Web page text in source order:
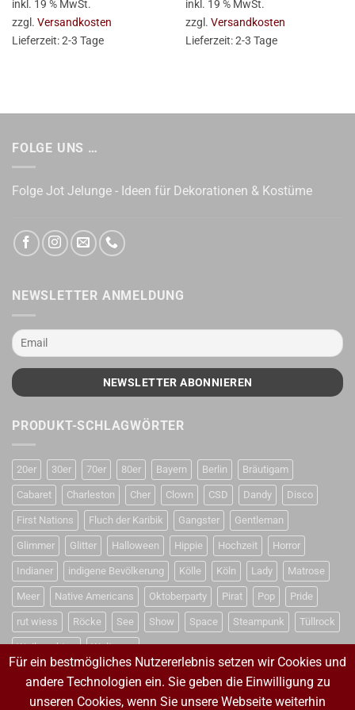
inkl. 19 % MwSt.
zzgl. Versandkosten
Lieferzeit:2-3 Tage
44,95 €40,01 €.
inkl. 19 % MwSt.
zzgl. Versandkosten
Lieferzeit:2-3 Tage
FOLGE UNS …
Folge Jot Jelunge - Ideen für Dekorationen & Kostüme
NEWSLETTER ANMELDUNG
PRODUKT-SCHLAGWÖRTER
20er 30er 70er 80er Bayern Berlin Bräutigam
Cabaret Charleston Cher Clown CSD Dandy Disco
First Nations Fluch der Karibik Gangster Gentleman
Glimmer Glitter Halloween Hippie Hochzeit Horror
Indianer indigene Bevölkerung Kölle Köln Lady Matrose
Meer Native Americans Oktoberparty Pirat Pop Pride
rut wiess Röcke See Show Space Steampunk Tüllrock
Weihnachten Weltraum
VERTRAG WIDERRUFEN
Für ein bestmögliches Nutzererlebnis setzen wir Cookies und
andere Technologien ein. Sie geben die Einwilligung zu
unseren Cookies, wenn Sie unsere Webseite weiterhin